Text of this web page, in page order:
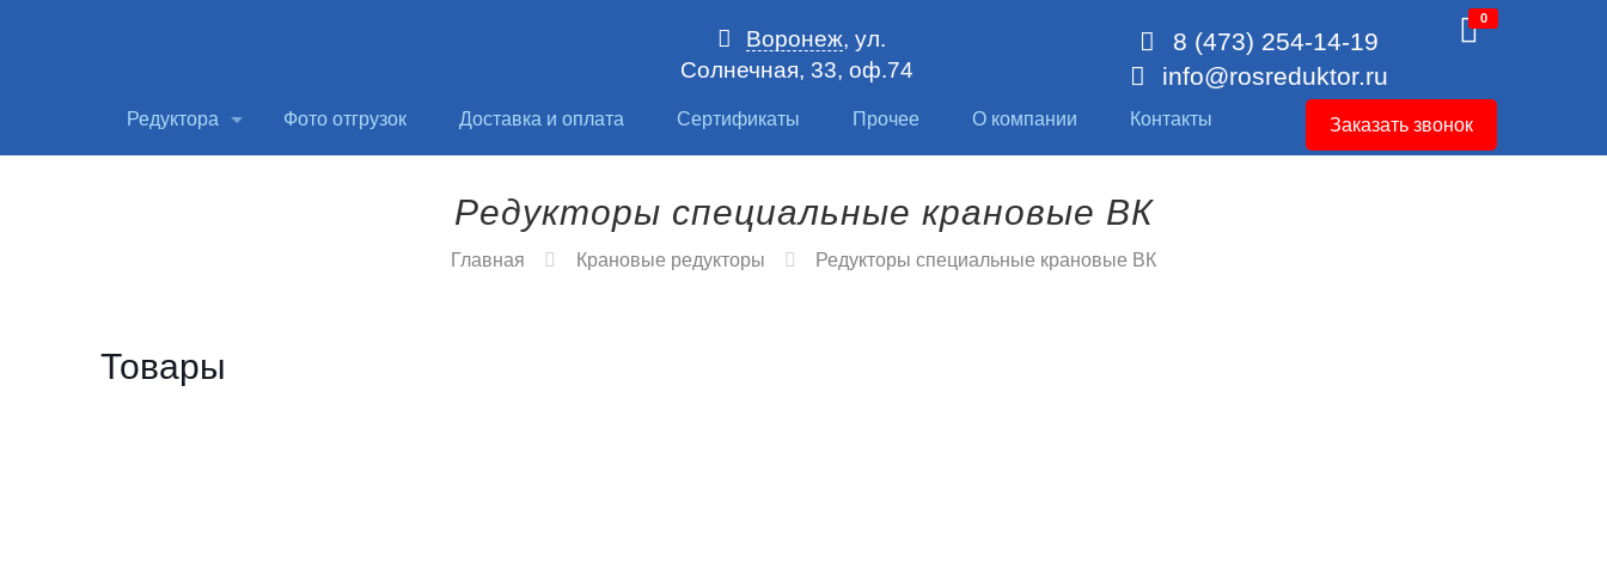
Редуктора Фото отгрузок Доставка и оплата Сертификаты Прочее О компании Контакты
Воронеж, ул.
Солнечная, 33, оф.74
8 (473) 254-14-19
info@rosreduktor.ru
0
Заказать звонок
Редукторы специальные крановые ВК
Главная Крановые редукторы Редукторы специальные крановые ВК
Товары